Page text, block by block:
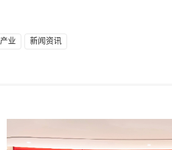
产业 新闻资讯